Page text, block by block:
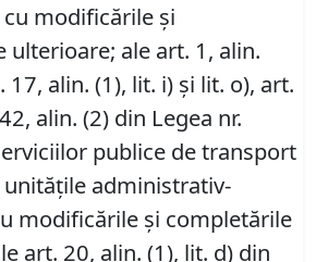
modificările și
ulterioare; ale art. 1, alin.
17, alin. (1), lit. i) și lit. o), art.
alin. (2) din Legea nr.
publice de transport
administrativ-
modificările şi completările
art. 20, alin. (1), lit. d) din